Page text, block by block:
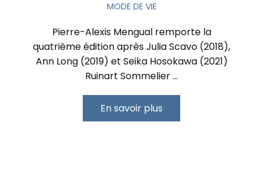
MODE DE VIE
Pierre-Alexis Mengual remporte la
quatrième édition après Julia Scavo (2018),
Ann Long (2019) et Seika Hosokawa (2021)
Ruinart Sommelier …
En savoir plus